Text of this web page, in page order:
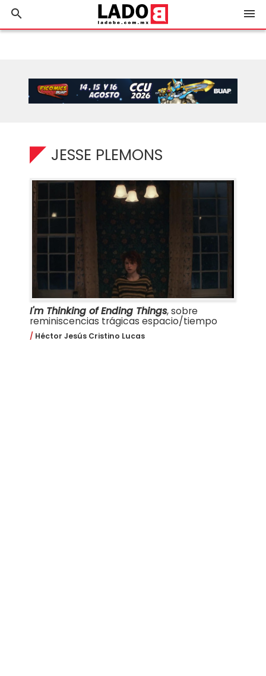
search menu
JESSE PLEMONS
I'm Thinking of Ending Things, sobre
reminiscencias trágicas espacio/tiempo
Héctor Jesús Cristino Lucas